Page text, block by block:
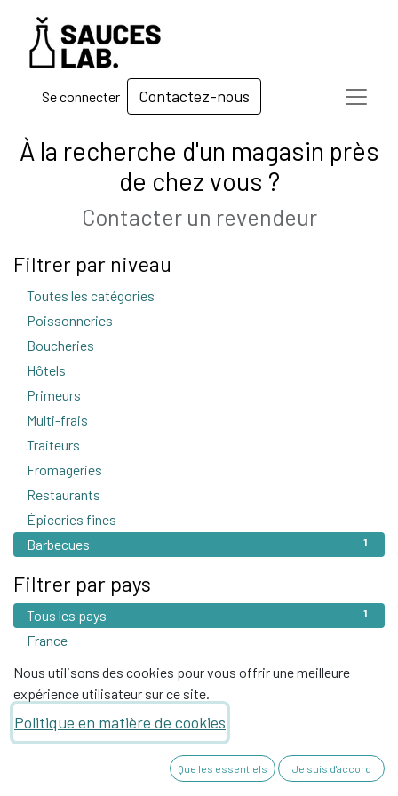
Se connecter Contactez-nous
À la recherche d'un magasin près
de chez vous ?
Contacter un revendeur
Filtrer par niveau
Toutes les catégories
Poissonneries
Boucheries
Hôtels
Primeurs
Multi-frais
Traiteurs
Fromageries
Restaurants
Épiceries fines
1
Barbecues
Filtrer par pays
1
Tous les pays
France
Barbecues
Nous utilisons des cookies pour vous offrir une meilleure
expérience utilisateur sur ce site.
Politique en matière de cookies
Que les essentiels Je suis d'accord